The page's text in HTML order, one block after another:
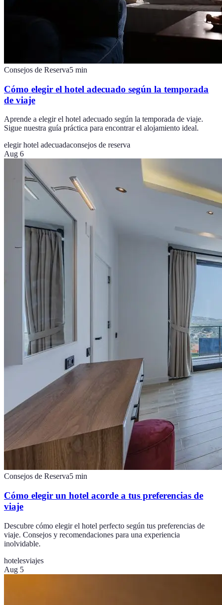
Consejos de Reserva5 min
Cómo elegir el hotel adecuado según la temporada
de viaje
Aprende a elegir el hotel adecuado según la temporada de viaje.
Sigue nuestra guía práctica para encontrar el alojamiento ideal.
elegir hotel adecuadaconsejos de reserva
Aug 6
Consejos de Reserva5 min
Cómo elegir un hotel acorde a tus preferencias de
viaje
Descubre cómo elegir el hotel perfecto según tus preferencias de
viaje. Consejos y recomendaciones para una experiencia
inolvidable.
hotelesviajes
Aug 5